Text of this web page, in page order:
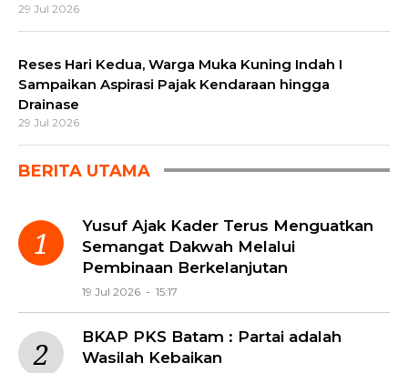
29 Jul 2026
Reses Hari Kedua, Warga Muka Kuning Indah I
Sampaikan Aspirasi Pajak Kendaraan hingga
Drainase
29 Jul 2026
BERITA UTAMA
Yusuf Ajak Kader Terus Menguatkan
Semangat Dakwah Melalui
Pembinaan Berkelanjutan
19 Jul 2026 - 15:17
BKAP PKS Batam : Partai adalah
Wasilah Kebaikan